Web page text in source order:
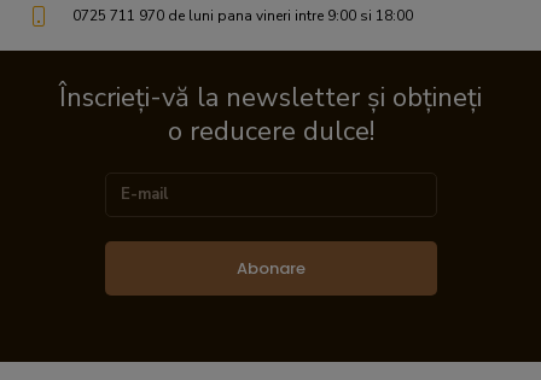
0725 711 970 de luni pana vineri intre 9:00 si 18:00
Înscrieți-vă la newsletter și obțineți
o reducere dulce!
Abonare